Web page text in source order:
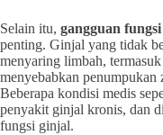
Selain itu, gangguan
penting. Ginjal yang tidak
menyaring limbah,
menyebabkan penumpukan
Beberapa kondisi medis
penyakit ginjal kronis, dan
fungsi ginjal.